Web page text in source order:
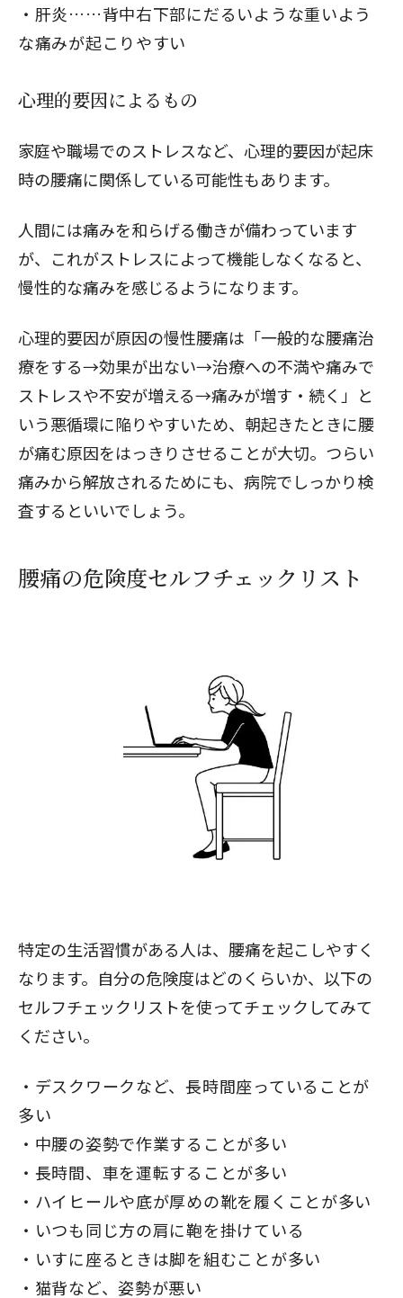
肝炎……背中右下部にだるいような重いよう
な痛みが起こりやすい
心理的要因によるもの
家庭や職場でのストレスなど、心理的要因が起床
時の腰痛に関係している可能性もあります。
人間には痛みを和らげる働きが備わっています
が、これがストレスによって機能しなくなると、
慢性的な痛みを感じるようになります。
心理的要因が原因の慢性腰痛は「一般的な腰痛治
療をする→効果が出ない→治療への不満や痛みで
ストレスや不安が増える→痛みが増す・続く」と
いう悪循環に陥りやすいため、朝起きたときに腰
が痛む原因をはっきりさせることが大切。つらい
痛みから解放されるためにも、病院でしっかり検
査するといいでしょう。
腰痛の危険度セルフチェックリスト
特定の生活習慣がある人は、腰痛を起こしやすく
なります。自分の危険度はどのくらいか、以下の
セルフチェックリストを使ってチェックしてみて
ください。
デスクワークなど、長時間座っていることが
多い
中腰の姿勢で作業することが多い
長時間、車を運転することが多い
ハイヒールや底が厚めの靴を履くことが多い
いつも同じ方の肩に鞄を掛けている
いすに座るときは脚を組むことが多い
猫背など、姿勢が悪い